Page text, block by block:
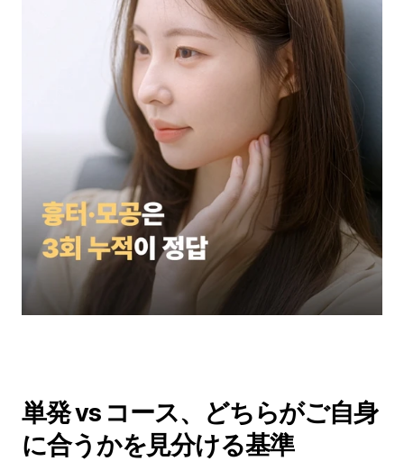
単発 vs コース、どちらがご自身
に合うかを見分ける基準